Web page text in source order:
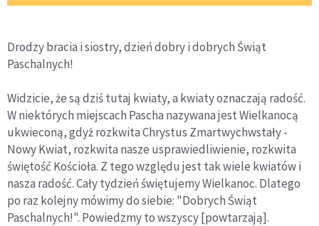
Drodzy bracia i siostry, dzień dobry i dobrych Świąt
Paschalnych!
Widzicie, że są dziś tutaj kwiaty, a kwiaty oznaczają radość.
W niektórych miejscach Pascha nazywana jest Wielkanocą
ukwieconą, gdyż rozkwita Chrystus Zmartwychwstały -
Nowy Kwiat, rozkwita nasze usprawiedliwienie, rozkwita
świętość Kościoła. Z tego względu jest tak wiele kwiatów i
nasza radość. Cały tydzień świętujemy Wielkanoc. Dlatego
po raz kolejny mówimy do siebie: "Dobrych Świąt
Paschalnych!". Powiedzmy to wszyscy [powtarzają].